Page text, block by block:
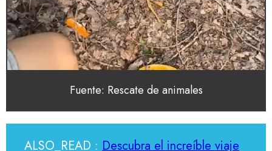
Fuente: Rescate de animales
ALSO_READ : Descubra el increíble viaje